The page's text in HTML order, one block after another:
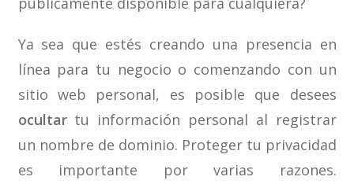
Ya sea que estés creando una presencia en
línea para tu negocio o comenzando con un
sitio web personal, es posible que desees
ocultartu información personal al registrar
un nombre de dominio. Proteger tu privacidad
es importante por varias razones.